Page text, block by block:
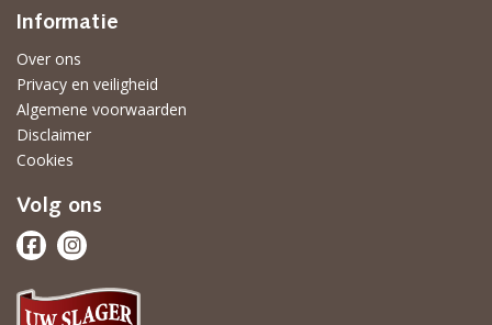
Informatie
Over ons
Privacy en veiligheid
Algemene voorwaarden
Disclaimer
Cookies
Volg ons